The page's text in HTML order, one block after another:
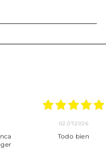
23.06.2026
Pedido hecho, pedido